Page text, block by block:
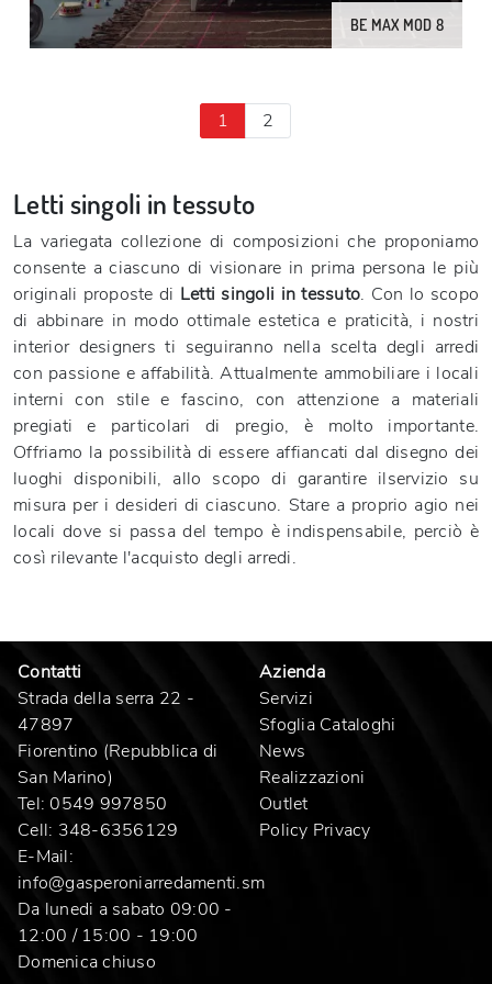
BE MAX MOD 8
1 2
Letti singoli in tessuto
La variegata collezione di composizioni che proponiamo
consente a ciascuno di visionare in prima persona le più
originali proposte di Letti singoli in tessuto. Con lo scopo
di abbinare in modo ottimale estetica e praticità, i nostri
interior designers ti seguiranno nella scelta degli arredi
con passione e affabilità. Attualmente ammobiliare i locali
interni con stile e fascino, con attenzione a materiali
pregiati e particolari di pregio, è molto importante.
Offriamo la possibilità di essere affiancati dal disegno dei
luoghi disponibili, allo scopo di garantire ilservizio su
misura per i desideri di ciascuno. Stare a proprio agio nei
locali dove si passa del tempo è indispensabile, perciò è
così rilevante l'acquisto degli arredi.
Contatti
Strada della serra 22 -
47897
Fiorentino (Repubblica di
San Marino)
Tel: 0549 997850
Cell: 348-6356129
E-Mail:
info@gasperoniarredamenti.sm
Da lunedi a sabato 09:00 -
12:00 / 15:00 - 19:00
Domenica chiuso
Azienda
Servizi
Sfoglia Cataloghi
News
Realizzazioni
Outlet
Policy Privacy